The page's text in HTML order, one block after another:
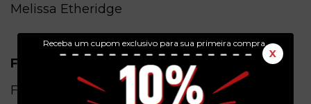
Receba um cupom exclusivo para sua primeira compra.
X
Melissa Etheridge
Formato
Físico